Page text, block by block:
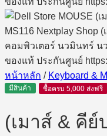
หน้าหลัก / Keyboard &
มีสินค้า ซื้อครบ 5,000 ส่งฟรี
(เมาส์ & คีย์